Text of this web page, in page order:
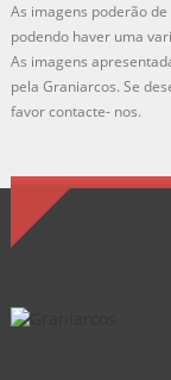
As imagens poderão
podendo haver uma
As imagens
pela Graniarcos. Se
favor contacte- nos.